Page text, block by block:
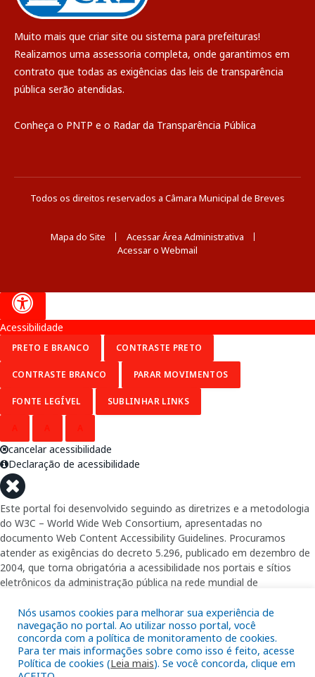
Muito mais que criar site ou sistema para prefeituras!
Realizamos uma assessoria completa, onde garantimos em
contrato que todas as exigências das leis de transparência
pública serão atendidas.
Conheça o PNTP e o Radar da Transparência Pública
Todos os direitos reservados a Câmara Municipal de Breves
Mapa do Site
Acessar Área Administrativa
Acessar o Webmail
Nós usamos cookies para melhorar sua experiência de
navegação no portal. Ao utilizar nosso portal, você
concorda com a política de monitoramento de cookies.
Para ter mais informações sobre como isso é feito, acesse
Política de cookies (Leia mais). Se você concorda, clique em
Acessibilidade
PRETO E BRANCO CONTRASTE PRETO
CONTRASTE BRANCO PARAR MOVIMENTOS
FONTE LEGÍVEL SUBLINHAR LINKS
cancelar acessibilidade
Declaração de acessibilidade
Este portal foi desenvolvido seguindo as diretrizes e a metodologia
do W3C – World Wide Web Consortium, apresentadas no
documento Web Content Accessibility Guidelines. Procuramos
atender as exigências do decreto 5.296, publicado em dezembro de
2004, que torna obrigatória a acessibilidade nos portais e sítios
eletrônicos da administração pública na rede mundial de
garantindo-lhes o pleno acesso aos conteúdos disponíveis.
Além de validações automáticas, foram realizados testes em
diversos navegadores e através do utilitário de acesso a Internet do
DOSVOX, sistema operacional destinado deficientes visuais.